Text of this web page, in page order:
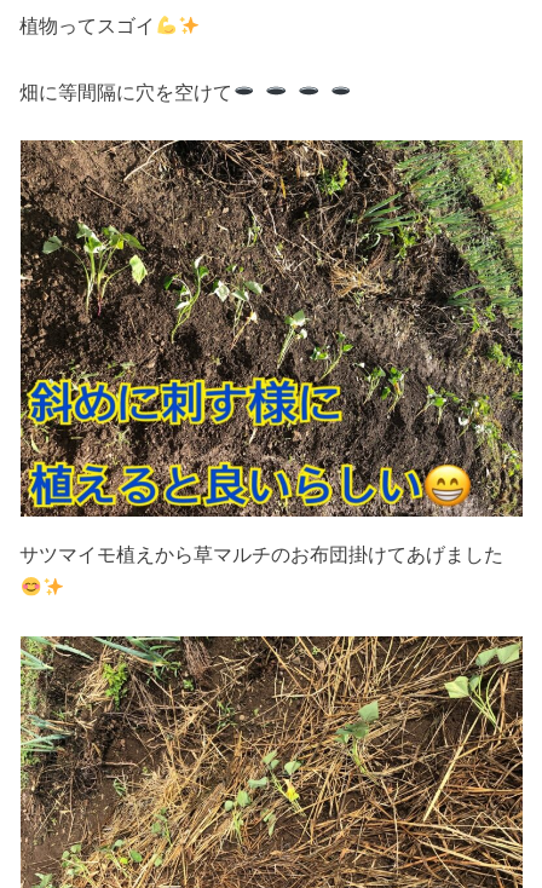
植物ってスゴイ
畑に等間隔に穴を空けて
サツマイモ植えから草マルチのお布団掛けてあげました